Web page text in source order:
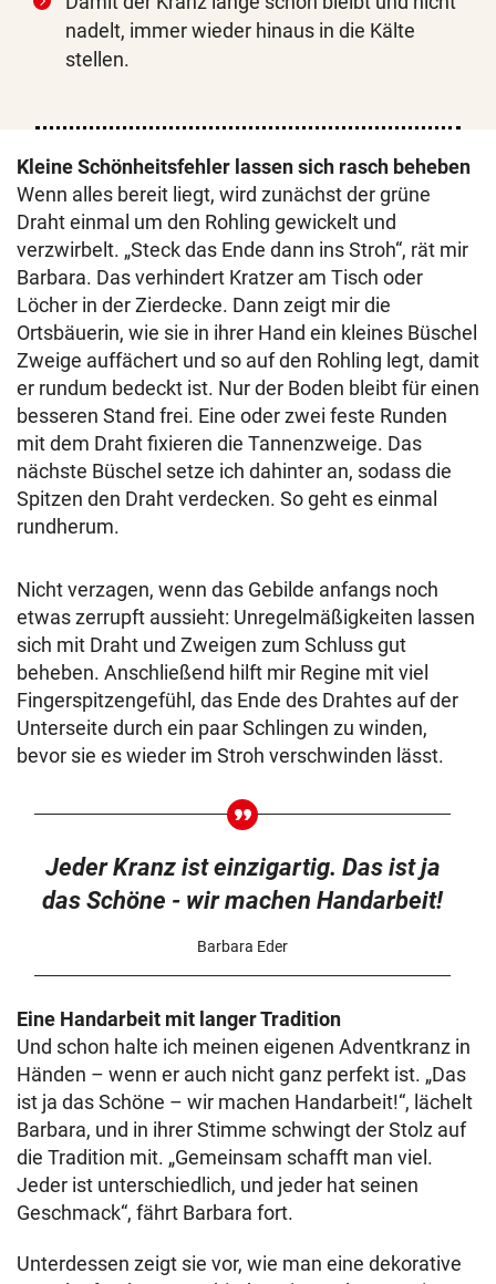
nadelt, immer wieder hinaus in die Kälte
stellen.
Kleine Schönheitsfehler lassen sich rasch beheben
Wenn alles bereit liegt, wird zunächst der grüne
Draht einmal um den Rohling gewickelt und
verzwirbelt. „Steck das Ende dann ins Stroh“, rät mir
Barbara. Das verhindert Kratzer am Tisch oder
Löcher in der Zierdecke. Dann zeigt mir die
Ortsbäuerin, wie sie in ihrer Hand ein kleines Büschel
Zweige auffächert und so auf den Rohling legt, damit
er rundum bedeckt ist. Nur der Boden bleibt für einen
besseren Stand frei. Eine oder zwei feste Runden
mit dem Draht fixieren die Tannenzweige. Das
nächste Büschel setze ich dahinter an, sodass die
Spitzen den Draht verdecken. So geht es einmal
rundherum.
Nicht verzagen, wenn das Gebilde anfangs noch
etwas zerrupft aussieht: Unregelmäßigkeiten lassen
sich mit Draht und Zweigen zum Schluss gut
beheben. Anschließend hilft mir Regine mit viel
Fingerspitzengefühl, das Ende des Drahtes auf der
Unterseite durch ein paar Schlingen zu winden,
bevor sie es wieder im Stroh verschwinden lässt.
Jeder Kranz ist einzigartig. Das ist ja
das Schöne - wir machen Handarbeit!
Barbara Eder
Eine Handarbeit mit langer Tradition
Und schon halte ich meinen eigenen Adventkranz in
Händen – wenn er auch nicht ganz perfekt ist. „Das
ist ja das Schöne – wir machen Handarbeit!“, lächelt
Barbara, und in ihrer Stimme schwingt der Stolz auf
die Tradition mit. „Gemeinsam schafft man viel.
Jeder ist unterschiedlich, und jeder hat seinen
Geschmack“, fährt Barbara fort.
Unterdessen zeigt sie vor, wie man eine dekorative